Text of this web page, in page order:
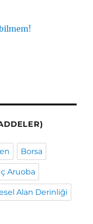
Borsa
Aruoba
Alan Derinliği